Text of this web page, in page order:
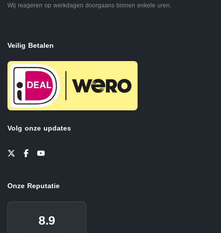
Wij reageren op werkdagen doorgaans binnen enkele uren.
Veilig Betalen
Volg onze updates
Onze Reputatie
8.9